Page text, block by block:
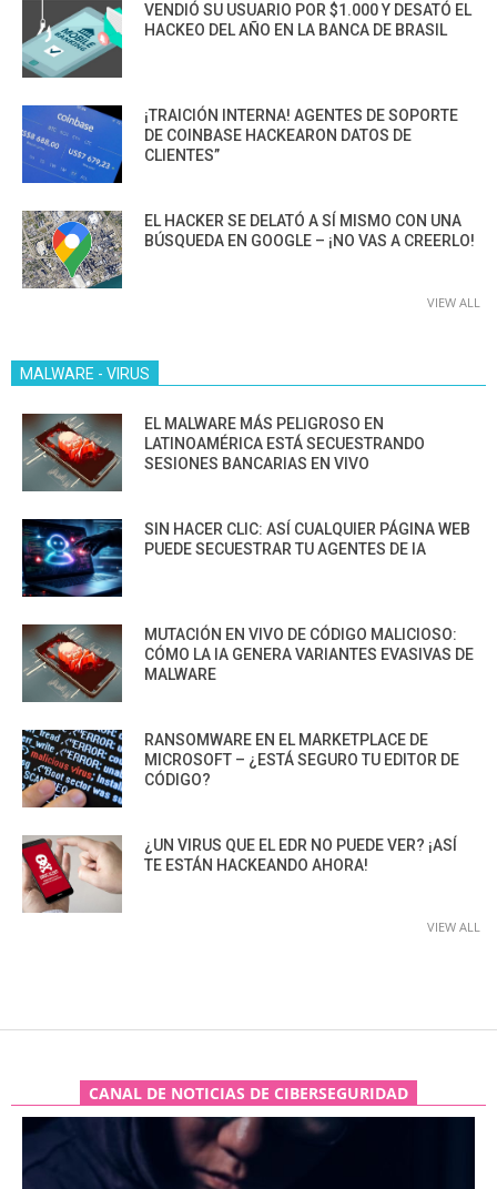
VENDIÓ SU USUARIO POR $1.000 Y DESATÓ EL
HACKEO DEL AÑO EN LA BANCA DE BRASIL
¡TRAICIÓN INTERNA! AGENTES DE SOPORTE
DE COINBASE HACKEARON DATOS DE
CLIENTES”
EL HACKER SE DELATÓ A SÍ MISMO CON UNA
BÚSQUEDA EN GOOGLE – ¡NO VAS A CREERLO!
VIEW ALL
MALWARE - VIRUS
EL MALWARE MÁS PELIGROSO EN
LATINOAMÉRICA ESTÁ SECUESTRANDO
SESIONES BANCARIAS EN VIVO
SIN HACER CLIC: ASÍ CUALQUIER PÁGINA WEB
PUEDE SECUESTRAR TU AGENTES DE IA
MUTACIÓN EN VIVO DE CÓDIGO MALICIOSO:
CÓMO LA IA GENERA VARIANTES EVASIVAS DE
MALWARE
RANSOMWARE EN EL MARKETPLACE DE
MICROSOFT – ¿ESTÁ SEGURO TU EDITOR DE
CÓDIGO?
¿UN VIRUS QUE EL EDR NO PUEDE VER? ¡ASÍ
TE ESTÁN HACKEANDO AHORA!
VIEW ALL
CANAL DE NOTICIAS DE CIBERSEGURIDAD